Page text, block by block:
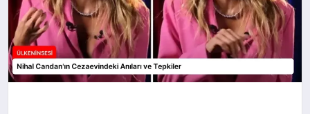
YAŞAM
MALATYA HABERLERI